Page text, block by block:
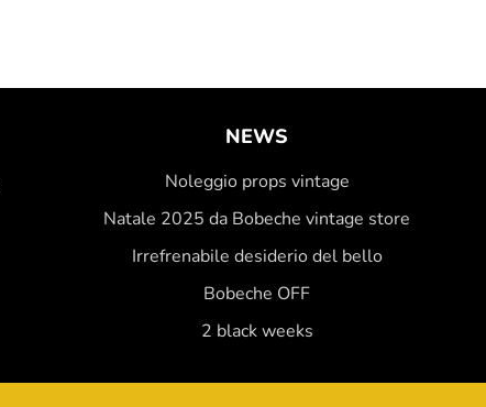
NEWS
Noleggio props vintage
Natale 2025 da Bobeche vintage store
Irrefrenabile desiderio del bello
Bobeche OFF
2 black weeks